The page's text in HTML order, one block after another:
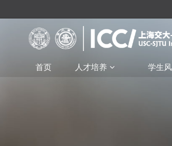
首页 人才培养 学生